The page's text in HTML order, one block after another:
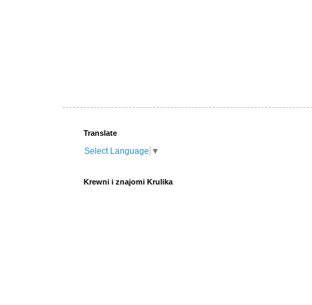
Translate
Select Language ▼
Krewni i znajomi Krulika